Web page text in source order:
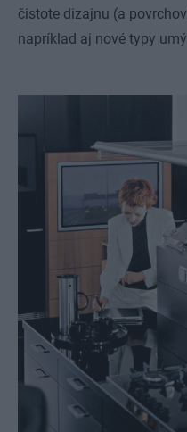
čistote dizajnu (a
napríklad aj nové typy